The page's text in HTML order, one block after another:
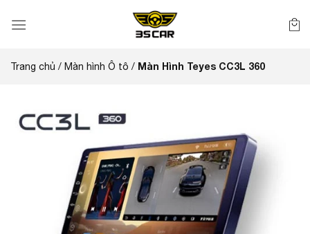
qua
dung
Trang chủ / Màn hình Ô tô / Màn Hình Teyes CC3L 360